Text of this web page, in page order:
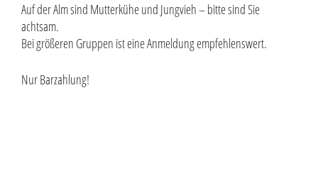
Auf der Alm sind Mutterkühe und Jungvieh – bitte sind Sie
achtsam.
Bei größeren Gruppen ist eine Anmeldung empfehlenswert.
Nur Barzahlung!